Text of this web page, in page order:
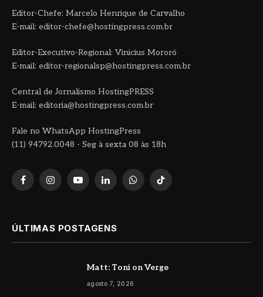
Editor-Chefe: Marcelo Henrique de Carvalho
E-mail: editor-chefe@hostingpress.com.br
Editor-Executivo-Regional: Vinicius Mororó
E-mail: editor-regionalsp@hostingpress.com.br
Central de Jornalismo HostingPRESS
E-mail: editoria@hostingpress.com.br
Fale no WhatsApp HostingPress
(11) 94792.0048 - Seg à sexta 08 às 18h
FacebookInstagramYouTubeLinkedInWhatsAppTikTok
ÚLTIMAS POSTAGENS
Matt: Toni on Verge
agosto 7, 2026